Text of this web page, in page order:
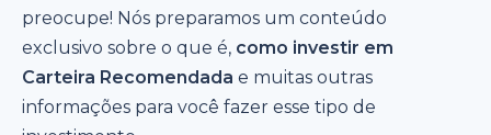
preocupe! Nós preparamos um conteúdo
exclusivo sobre o que é, como investir em
Carteira Recomendada e muitas outras
informações para você fazer esse tipo de